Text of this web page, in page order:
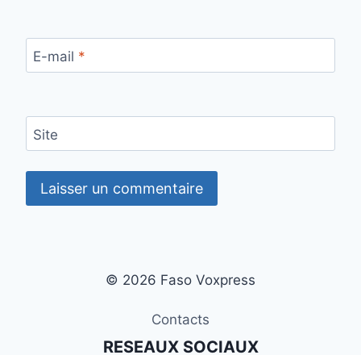
E-mail *
Site
© 2026 Faso Voxpress
Contacts
RESEAUX SOCIAUX